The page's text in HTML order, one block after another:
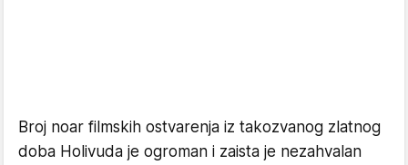
Broj noar filmskih ostvarenja iz takozvanog zlatnog
doba Holivuda je ogroman i zaista je nezahvalan